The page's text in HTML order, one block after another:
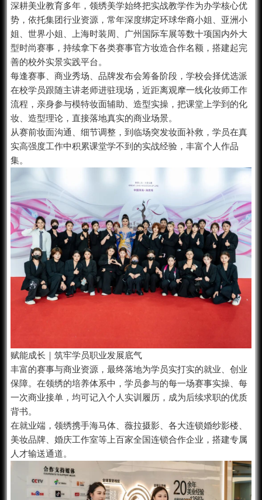
深耕美业教育多年，领绣美学始终把实战教学作为办学核心优
势，依托集团行业资源，常年深度绑定环球华裔小姐、亚洲小
姐、世界小姐、上海时装周、广州国际车展等数十项国内外大
型时尚赛事，持续拿下各类赛事官方妆造合作名额，搭建起完
善的校外实景实践平台。
每逢赛事、商业秀场、品牌发布会筹备阶段，学校会择优选派
在校学员跟随主讲老师进驻现场，近距离观摩一线化妆师工作
流程，亲身参与模特妆面辅助、造型实操，把课堂上学到的化
妆、造型理论，直接落地真实的商业场景。
从赛前妆面沟通、细节调整，到临场突发妆面补救，学员在真
实高强度工作中积累课堂学不到的实战经验，丰富个人作品
集。
赋能成长｜筑牢学员职业发展底气
丰富的赛事与商业资源，最终落地为学员实打实的就业、创业
保障。在领绣的培养体系中，学员参与的每一场赛事实操、每
一次商业接单，均可记入个人实训履历，成为后续求职的优质
背书。
在就业端，领绣携手海马体、薇拉摄影、各大连锁婚纱影楼、
美妆品牌、婚庆工作室等上百家全国连锁合作企业，搭建专属
人才输送通道。